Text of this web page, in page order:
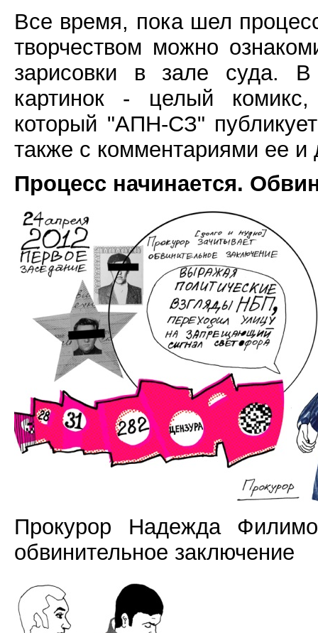
Все время, пока шел
творчеством можно
зарисовки в зале суда.
картинок - целый
который "АПН-СЗ"
также с комментариями ее и
Процесс начинается.
Прокурор Надежда
обвинительное заключение